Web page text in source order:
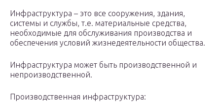
Инфраструктура – это все сооружения, здания,
системы и службы, т.е. материальные средства,
необходимые для обслуживания производства и
обеспечения условий жизнедеятельности общества.
Инфраструктура может быть производственной и
непроизводственной.
Производственная инфраструктура: